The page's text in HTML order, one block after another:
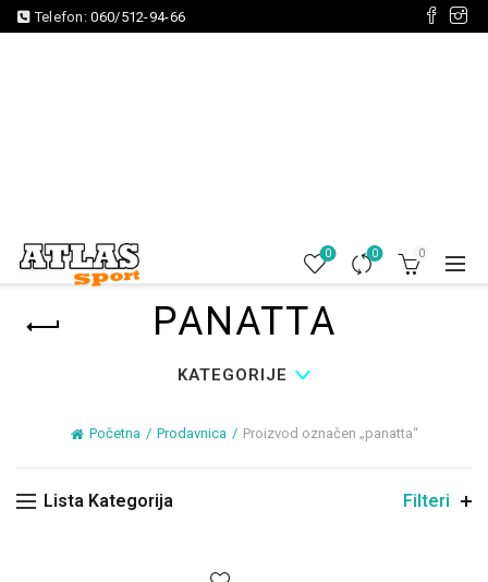
Telefon:060/512-94-66
0 0 0
PANATTA
KATEGORIJE
Početna Prodavnica Proizvod označen „panatta“
Lista Kategorija Filteri